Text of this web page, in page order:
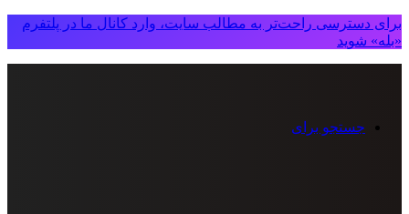
برای دسترسی راحت‌تر به مطالب سایت، وارد کانال ما در پلتفرم
«بله» شوید
جستجو برای